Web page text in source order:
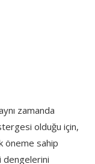
zamanda
olduğu için,
öneme sahip
dengelerini